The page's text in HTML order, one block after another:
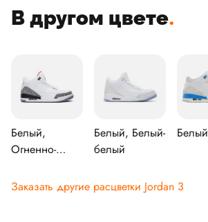
В другом цвете.
Белый,
Огненно-
цементно-
Белый, Белый-
белый
Белый
Заказать другие расцветки Jordan 3